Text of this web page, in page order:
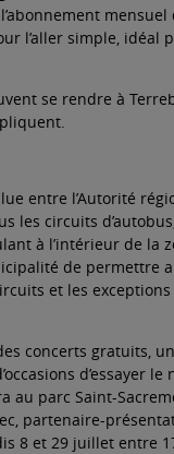
l’aller simple, idéal
se rendre à
entre l’Autorité
les circuits
à l’intérieur de la
de permettre
et les
concerts gratuits,
d’essayer
au parc Saint-
partenaire-
8 et 29 juillet entre